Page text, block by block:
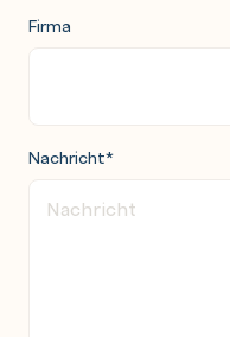
Firma
Nachricht*